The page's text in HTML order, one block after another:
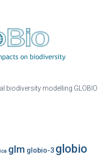
biodiversity modelling GLOBIO
glm globio-3 globio